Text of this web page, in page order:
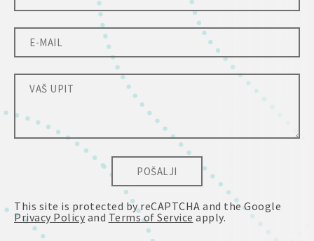
POŠALJI
This site is protected by reCAPTCHA and the Google
Privacy Policy and Terms of Service apply.